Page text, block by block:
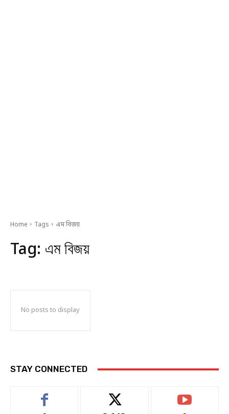
Home Tags এম বিজয়
Tag: এম বিজয়
No posts to display
STAY CONNECTED